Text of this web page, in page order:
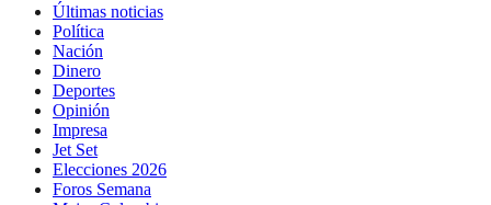
Últimas noticias
Política
Nación
Dinero
Deportes
Opinión
Impresa
Jet Set
Elecciones 2026
Foros Semana